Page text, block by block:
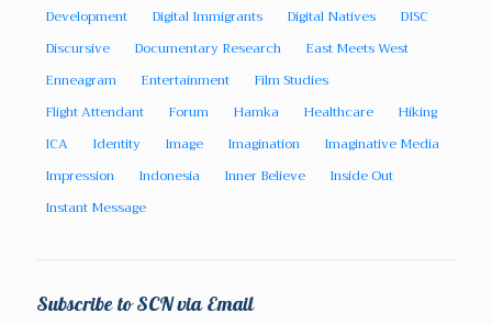
Development
Digital Immigrants Digital Natives
DISC
Discursive
Documentary Research
East Meets West
Enneagram
Entertainment
Film Studies
Flight Attendant
Forum Hamka Healthcare
Hiking
ICA
Identity Image Imagination
Imaginative Media
Impression
Indonesia Inner Believe
Inside Out
Instant Message
Subscribe to SCN via Email